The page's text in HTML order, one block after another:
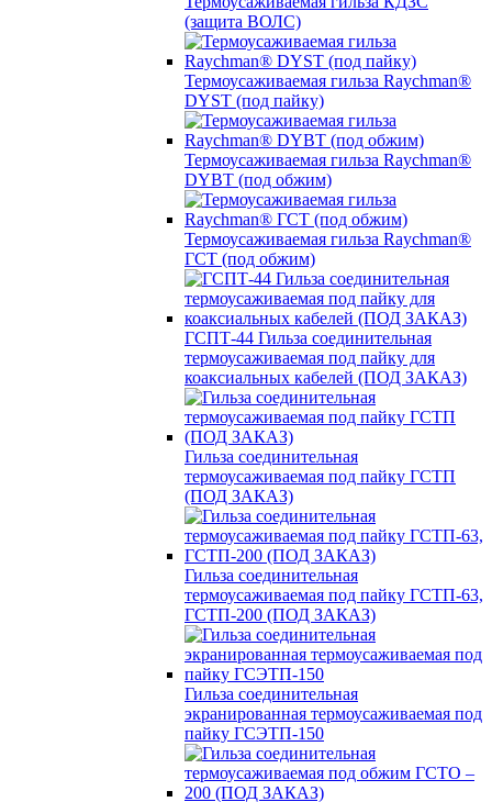
(защита ВОЛС)
Термоусаживаемая гильза Raychman®
DYST (под пайку)
Термоусаживаемая гильза Raychman®
DYBT (под обжим)
Термоусаживаемая гильза Raychman®
ГСТ (под обжим)
ГСПТ-44 Гильза соединительная
термоусаживаемая под пайку для
коаксиальных кабелей (ПОД ЗАКАЗ)
Гильза соединительная
термоусаживаемая под пайку ГСТП
(ПОД ЗАКАЗ)
Гильза соединительная
термоусаживаемая под пайку ГСТП-63,
ГСТП-200 (ПОД ЗАКАЗ)
Гильза соединительная
экранированная термоусаживаемая под
пайку ГСЭТП-150